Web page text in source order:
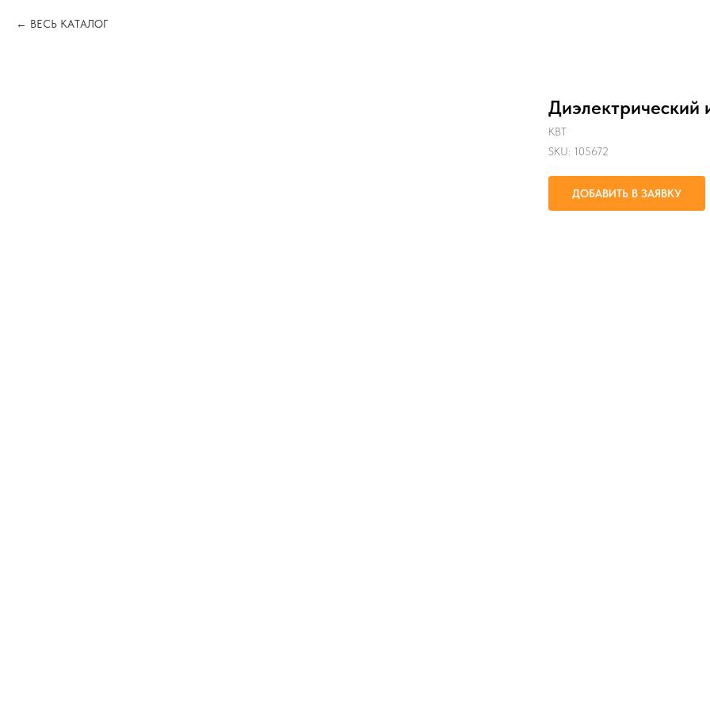
ВЕСЬ КАТАЛОГ
Диэлектрический
КВТ
SKU: 105672
ДОБАВИТЬ В ЗАЯВКУ